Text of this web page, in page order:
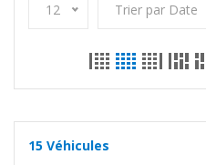
12 Trier par Date
15 Véhicules